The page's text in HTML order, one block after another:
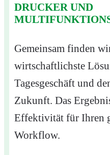
DRUCKER UND
Gemeinsam finden
wirtschaftlichste
Tagesgeschäft und
Zukunft. Das
Effektivität für Ihren
Workflow.